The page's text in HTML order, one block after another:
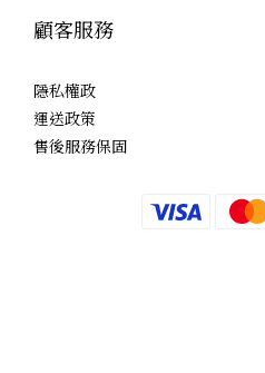
顧客服務
隱私權政
運送政策
售後服務保固